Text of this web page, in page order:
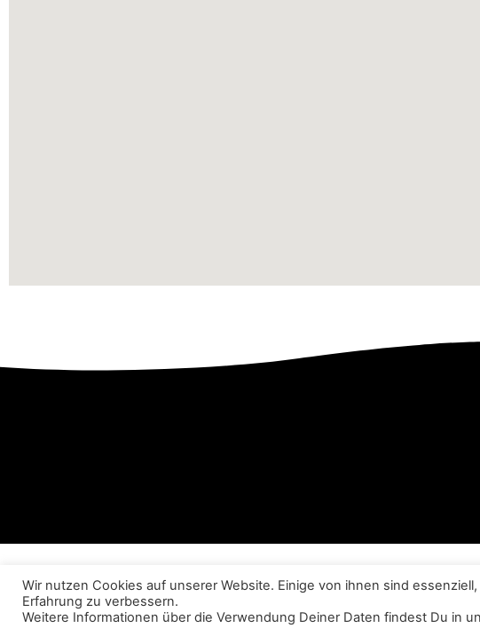
© 2026 All rights Reserved. Impressum|
Wir nutzen Cookies auf unserer Website. Einige von ihnen sind
Erfahrung zu verbessern.
Weitere Informationen über die Verwendung Deiner Daten findest Du in